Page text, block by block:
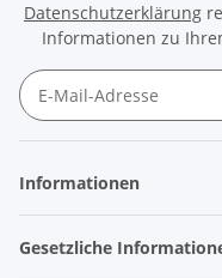
Datenschutzerklärung
Informationen zu
Informationen
Gesetzliche